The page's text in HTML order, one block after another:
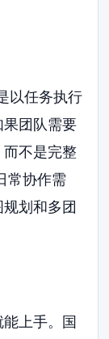
以任务执行
团队需要
不是完整
常协作需
划和多团
上手。国